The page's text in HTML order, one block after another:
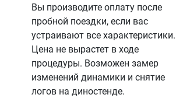
Вы производите оплату после
пробной поездки, если вас
устраивают все характеристики.
Цена не вырастет в ходе
процедуры. Возможен замер
изменений динамики и снятие
логов на диностенде.